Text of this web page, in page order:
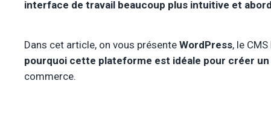
interface de travail beaucoup plus intuitive et
Dans cet article, on vous présente WordPress, le
pourquoi cette plateforme est idéale pour créer
commerce.